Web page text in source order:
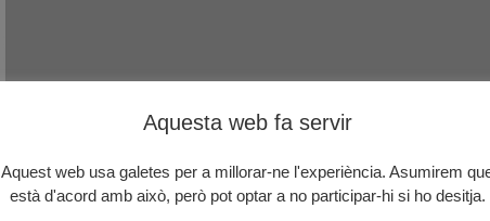
Aquesta web fa servir
Aquest web usa galetes per a millorar-ne l'experiència. Asumirem
està d'acord amb això, però pot optar a no participar-hi si ho desitja.